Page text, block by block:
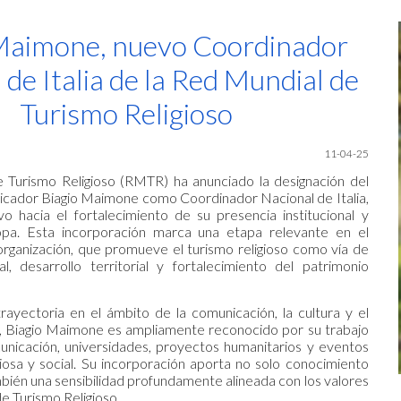
to main content Skip to
nuevo Coordinador
Italia de la Red Mundial de
Turismo Religioso
11-04-25
Religioso (RMTR) ha anunciado la designación del
Biagio Maimone como Coordinador Nacional de Italia,
hacia el fortalecimiento de su presencia institucional y
Esta incorporación marca una etapa relevante en el
que promueve el turismo religioso como vía de
desarrollo territorial y fortalecimiento del patrimonio
en el ámbito de la comunicación, la cultura y el
Biagio Maimone es ampliamente reconocido por su trabajo
universidades, proyectos humanitarios y eventos
y social. Su incorporación aporta no solo conocimiento
una sensibilidad profundamente alineada con los valores
Turismo Religioso.